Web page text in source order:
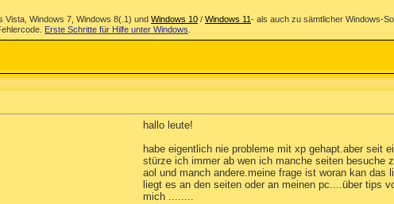
Vista, Windows 7, Windows 8(.1) und Windows 10 / Windows 11- als auch zu sämtlicher Windows-
Erste Schritte für Hilfe unter Windows
hallo leute!
habe eigentlich nie probleme mit xp gehapt.aber seit
stürze ich immer ab wen ich manche seiten besuche
aol und manch andere.meine frage ist woran kan das
liegt es an den seiten oder an meinen pc....über tips
mich ........